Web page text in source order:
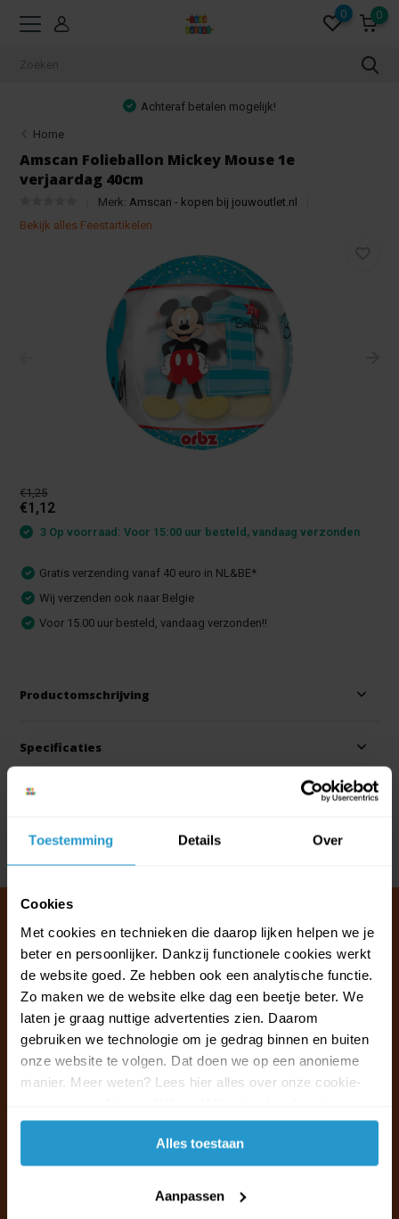
Toestemming Details Over
Cookies
Met cookies en technieken die daarop lijken helpen we je
beter en persoonlijker. Dankzij functionele cookies werkt
de website goed. Ze hebben ook een analytische functie.
Zo maken we de website elke dag een beetje beter. We
laten je graag nuttige advertenties zien. Daarom
gebruiken we technologie om je gedrag binnen en buiten
onze website te volgen. Dat doen we op een anonieme
manier. Meer weten? Lees hier alles over onze cookie-
accepteren.
Alles toestaan
Aanpassen
0 0
Achteraf betalen mogelijk!
Home
Amscan Folieballon Mickey Mouse 1e
verjaardag 40cm
Merk: Amscan - kopen bij jouwoutlet.nl
Bekijk alles Feestartikelen
€1,25
€1,12
3 Op voorraad: Voor 15:00 uur besteld, vandaag verzonden
Gratis verzending vanaf 40 euro in NL&BE*
Wij verzenden ook naar Belgie
Voor 15.00 uur besteld, vandaag verzonden!!
Productomschrijving
Specificaties
Reviews
Klantenservice & FAQ
Wij staan voor u klaar.
Ma t/m vr van 09:30 - 16:00 telefonisch
+31 (0)13 785 62 41
Naar de klantenservice & FAQ